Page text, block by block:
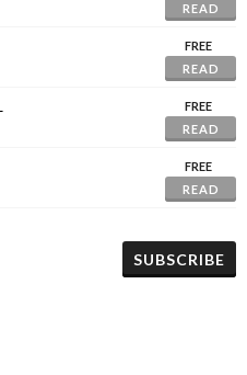
READ
FREE
READ
FREE
READ
FREE
READ
SUBSCRIBE